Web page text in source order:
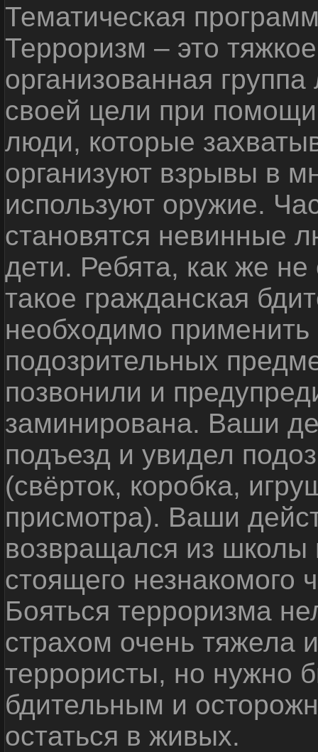
Тематическая
Терроризм – это
организованная
своей цели при
люди, которые
организуют взрывы в
используют оружие.
становятся невинные
дети. Ребята, как же не
такое гражданская
необходимо
подозрительных
позвонили и
заминирована. Ваши
подъезд и увидел
(свёрток, коробка,
присмотра). Ваши
возвращался из школы
стоящего незнакомого
Бояться терроризма
страхом очень тяжела
террористы, но нужно
бдительным и
остаться в живых.